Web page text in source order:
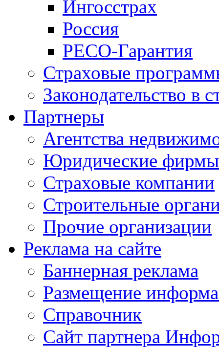
Ингосстрах
Россия
РЕСО-Гарантия
Страховые
Законодательство в
Партнеры
Агентства
Юридические фирмы
Страховые компании
Строительные
Прочие организации
Реклама на сайте
Баннерная реклама
Размещение
Справочник
Сайт партнера